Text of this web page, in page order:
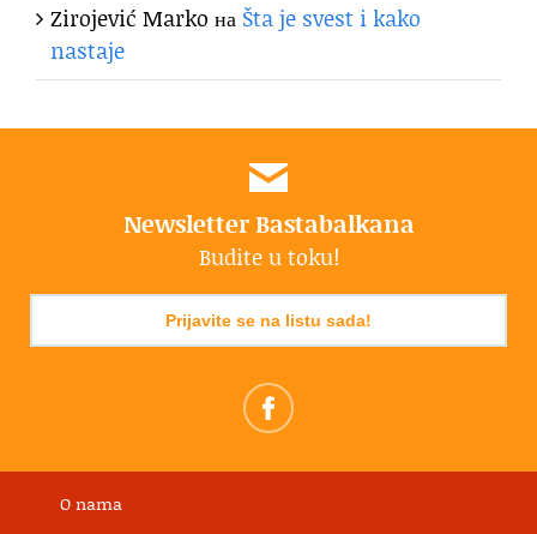
Zirojević Marko на Šta je svest i kako
nastaje
Newsletter Bastabalkana
Budite u toku!
Prijavite se na listu sada!
O nama